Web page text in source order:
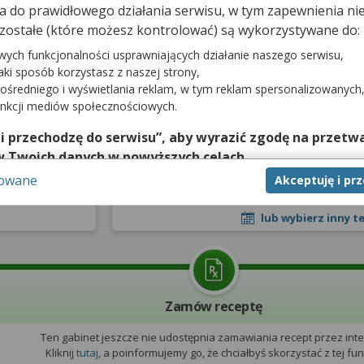
udostępnia
prywatnymi
Wizyta NFZ
10 sierpnia 2026
Zarezerwuj
lub wybierz inny
Zamów receptę
Ten gabinet jeszcze nie udostępnia zamawiania recept przez
Kliknijtutaj, a poinformujemy go, że chciałbyś skorzystać z tej
do prawidłowego działania serwisu, w tym zapewnienia
(które możesz kontrolować) są wykorzystywane do:
funkcjonalności usprawniających działanie naszego serwisu,
sposób korzystasz z naszej strony,
i wyświetlania reklam, w tym reklam spersonalizowanych,
mediów społecznościowych.
przechodzę do serwisu”, aby wyrazić zgodę na
danych w powyższych celach.
zgody jest dobrowolne, a wyrażoną zgodę możesz w
na przetwarzanie Twoich danych tylko w niektórych
lub chcesz przeprowadzić konfigurację szczegółową, to
temat wykorzystywania narzędzi zewnętrznych w naszym
Akceptuję i